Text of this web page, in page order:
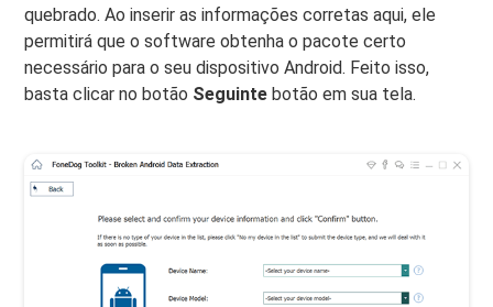
quebrado. Ao inserir as informações corretas aqui, ele
permitirá que o software obtenha o pacote certo
necessário para o seu dispositivo Android. Feito isso,
basta clicar no botão Seguinte botão em sua tela.